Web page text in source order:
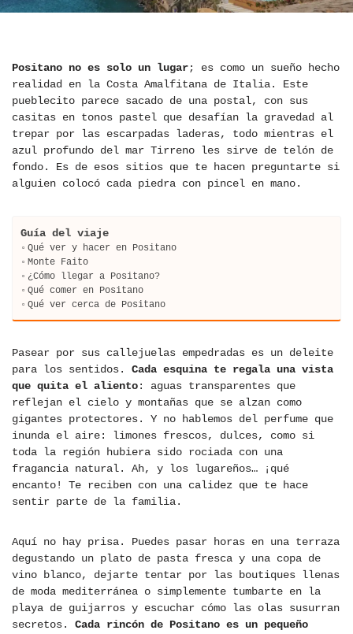
Positano no es solo un lugar; es como un sueño hecho
realidad en la Costa Amalfitana de Italia. Este
pueblecito parece sacado de una postal, con sus
casitas en tonos pastel que desafían la gravedad al
trepar por las escarpadas laderas, todo mientras el
azul profundo del mar Tirreno les sirve de telón de
fondo. Es de esos sitios que te hacen preguntarte si
alguien colocó cada piedra con pincel en mano.
Guía del viaje
Qué ver y hacer en Positano
Monte Faito
¿Cómo llegar a Positano?
Qué comer en Positano
Qué ver cerca de Positano
Pasear por sus callejuelas empedradas es un deleite
para los sentidos. Cada esquina te regala una vista
que quita el aliento: aguas transparentes que
reflejan el cielo y montañas que se alzan como
gigantes protectores. Y no hablemos del perfume que
inunda el aire: limones frescos, dulces, como si
toda la región hubiera sido rociada con una
fragancia natural. Ah, y los lugareños… ¡qué
encanto! Te reciben con una calidez que te hace
sentir parte de la familia.
Aquí no hay prisa. Puedes pasar horas en una terraza
degustando un plato de pasta fresca y una copa de
vino blanco, dejarte tentar por las boutiques llenas
de moda mediterránea o simplemente tumbarte en la
playa de guijarros y escuchar cómo las olas susurran
secretos. Cada rincón de Positano es un pequeño